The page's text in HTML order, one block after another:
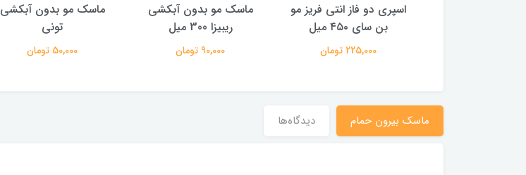
اسپری دو فاز انتی فریز مو
بن سای ۴۵۰ میل
225,000 تومان
ماسک مو بدون آبکشی
ریبیزا 300 میل
90,000 تومان
ماسک مو بدون آبکشی
تونی
50,000 تومان
ماسک بیرون حمام دیدگاه‌ها